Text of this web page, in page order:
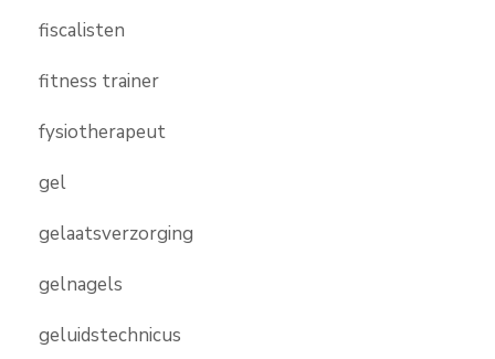
fiscalisten
fitness trainer
fysiotherapeut
gel
gelaatsverzorging
gelnagels
geluidstechnicus